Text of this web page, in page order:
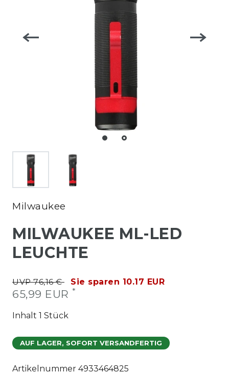
Milwaukee
MILWAUKEE ML-LED
LEUCHTE
UVP 76,16 € Sie sparen 10.17 EUR
65,99 EUR *
Inhalt 1 Stück
AUF LAGER, SOFORT VERSANDFERTIG
Artikelnummer 4933464825